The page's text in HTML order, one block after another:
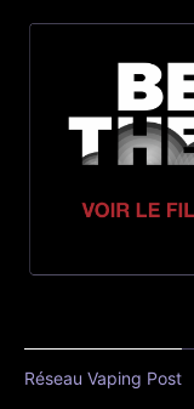
Réseau Vaping Post